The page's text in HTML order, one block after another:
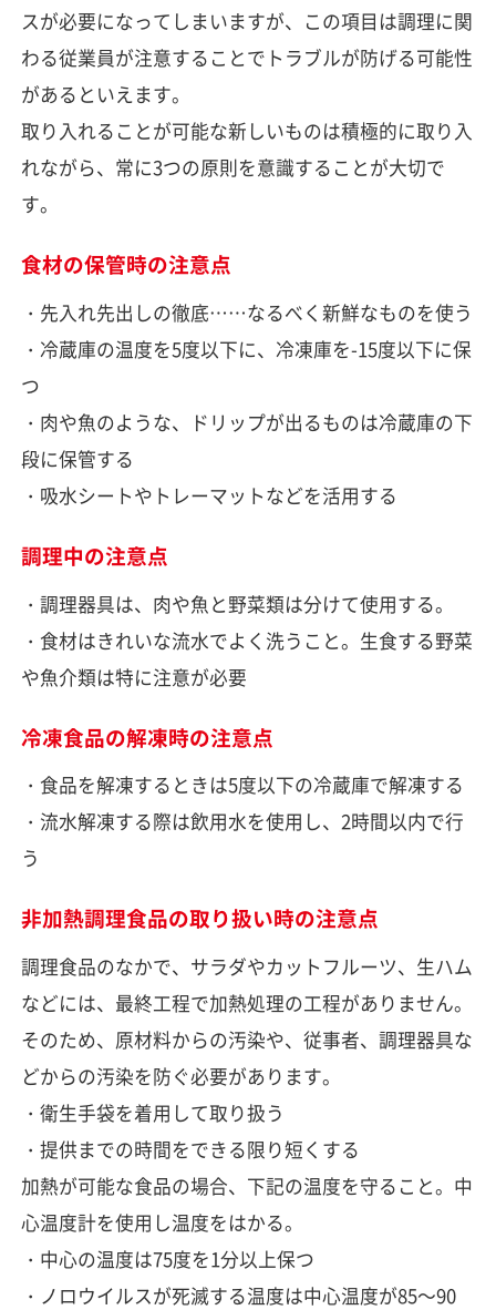
スが必要になってしまいますが、この項目は調理に関
わる従業員が注意することでトラブルが防げる可能性
があるといえます。
取り入れることが可能な新しいものは積極的に取り入
れながら、常に3つの原則を意識することが大切で
す。
食材の保管時の注意点
・先入れ先出しの徹底……なるべく新鮮なものを使う
・冷蔵庫の温度を5度以下に、冷凍庫を-15度以下に保
つ
・肉や魚のような、ドリップが出るものは冷蔵庫の下
段に保管する
・吸水シートやトレーマットなどを活用する
調理中の注意点
・調理器具は、肉や魚と野菜類は分けて使用する。
・食材はきれいな流水でよく洗うこと。生食する野菜
や魚介類は特に注意が必要
冷凍食品の解凍時の注意点
・食品を解凍するときは5度以下の冷蔵庫で解凍する
・流水解凍する際は飲用水を使用し、2時間以内で行
う
非加熱調理食品の取り扱い時の注意点
調理食品のなかで、サラダやカットフルーツ、生ハム
などには、最終工程で加熱処理の工程がありません。
そのため、原材料からの汚染や、従事者、調理器具な
どからの汚染を防ぐ必要があります。
・衛生手袋を着用して取り扱う
・提供までの時間をできる限り短くする
加熱が可能な食品の場合、下記の温度を守ること。中
心温度計を使用し温度をはかる。
・中心の温度は75度を1分以上保つ
・ノロウイルスが死滅する温度は中心温度が85～90